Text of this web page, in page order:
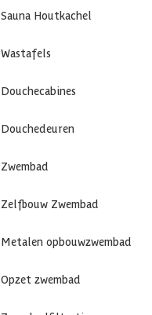
Sauna Houtkachel
Wastafels
Douchecabines
Douchedeuren
Zwembad
Zelfbouw Zwembad
Metalen opbouwzwembad
Opzet zwembad